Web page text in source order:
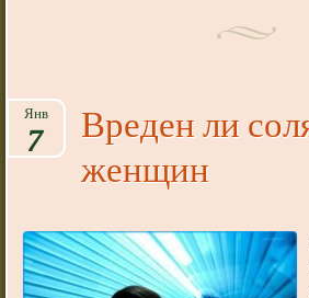
Вреден ли
женщин
Янв
7